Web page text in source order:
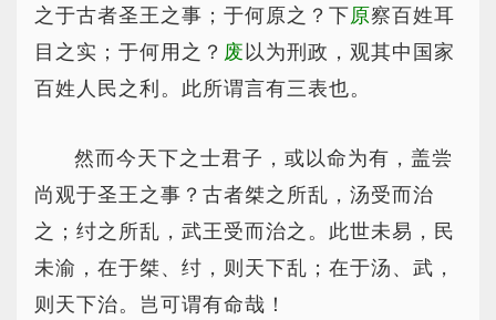
之于古者圣王之事；于何原之？下原察百姓耳
目之实；于何用之？ 废 以为刑政，观其中国家
百姓人民之利。此所谓言有三表也。
然而今天下之士君子，或以命为有，盖尝
尚观于圣王之事？古者桀之所乱，汤受而治
之；纣之所乱，武王受而治之。此世未易，民
未渝，在于桀、纣，则天下乱；在于汤、武，
则天下治。岂可谓有命哉！